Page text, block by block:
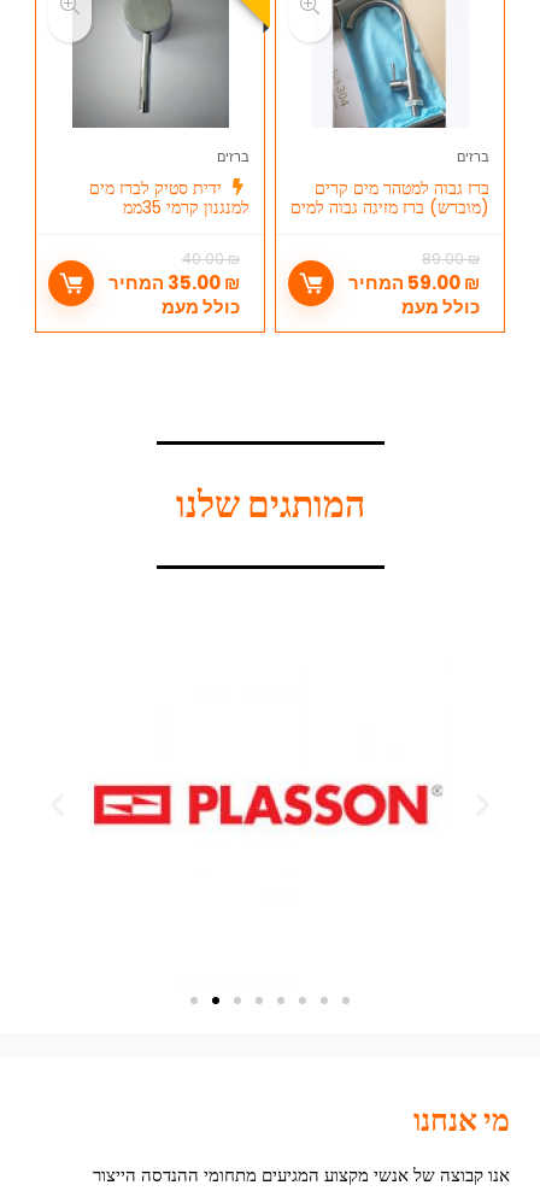
ברזים
ברז גבוה למטהר מים קרים
(מוברש) ברז מזיגה גבוה למים
89.00₪
59.00₪
המחיר
כולל מעמ
ברזים
ידית סטיק לברז מים
למנגנון קרמי 35ממ
40.00₪
35.00₪
המחיר
כולל מעמ
המותגים שלנו
מי אנחנו
אנו קבוצה של אנשי מקצוע המגיעים מתחומי ההנדסה הייצור